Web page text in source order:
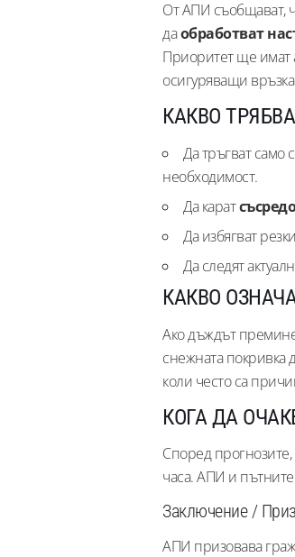
От АПИ съобщават,
даобработват
Приоритет ще имат
осигуряващи
КАКВО
Да тръгват само
необходимост.
Да карат
Да избягват
Да следят
КАКВО
Ако дъждът
снежната покривка
коли често са
КОГА ДА
Според
часа. АПИ и
Заключение /
АПИ призовава